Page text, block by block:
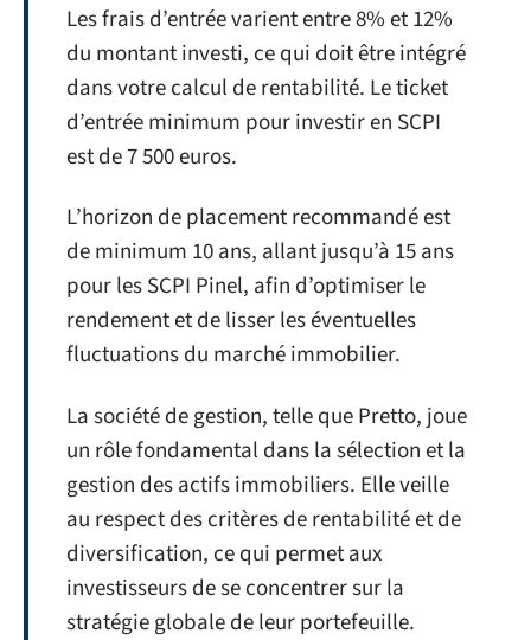
Les frais d’entrée varient entre 8% et 12%
du montant investi, ce qui doit être intégré
dans votre calcul de rentabilité. Le ticket
d’entrée minimum pour investir en SCPI
est de 7 500 euros.
L’horizon de placement recommandé est
de minimum 10 ans, allant jusqu’à 15 ans
pour les SCPI Pinel, afin d’optimiser le
rendement et de lisser les éventuelles
fluctuations du marché immobilier.
La société de gestion, telle que Pretto, joue
un rôle fondamental dans la sélection et la
gestion des actifs immobiliers. Elle veille
au respect des critères de rentabilité et de
diversification, ce qui permet aux
investisseurs de se concentrer sur la
stratégie globale de leur portefeuille.